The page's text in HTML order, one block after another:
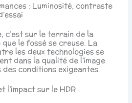
: Luminosité, contraste
c’est sur le terrain de la
le fossé se creuse. La
les deux technologies se
dans la qualité de l’image
conditions exigeantes.
l’impact sur le HDR